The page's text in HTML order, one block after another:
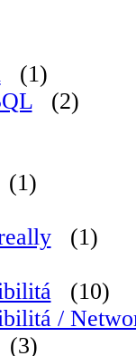
(1)
(2)
(1)
(1)
(10)
/
(3)